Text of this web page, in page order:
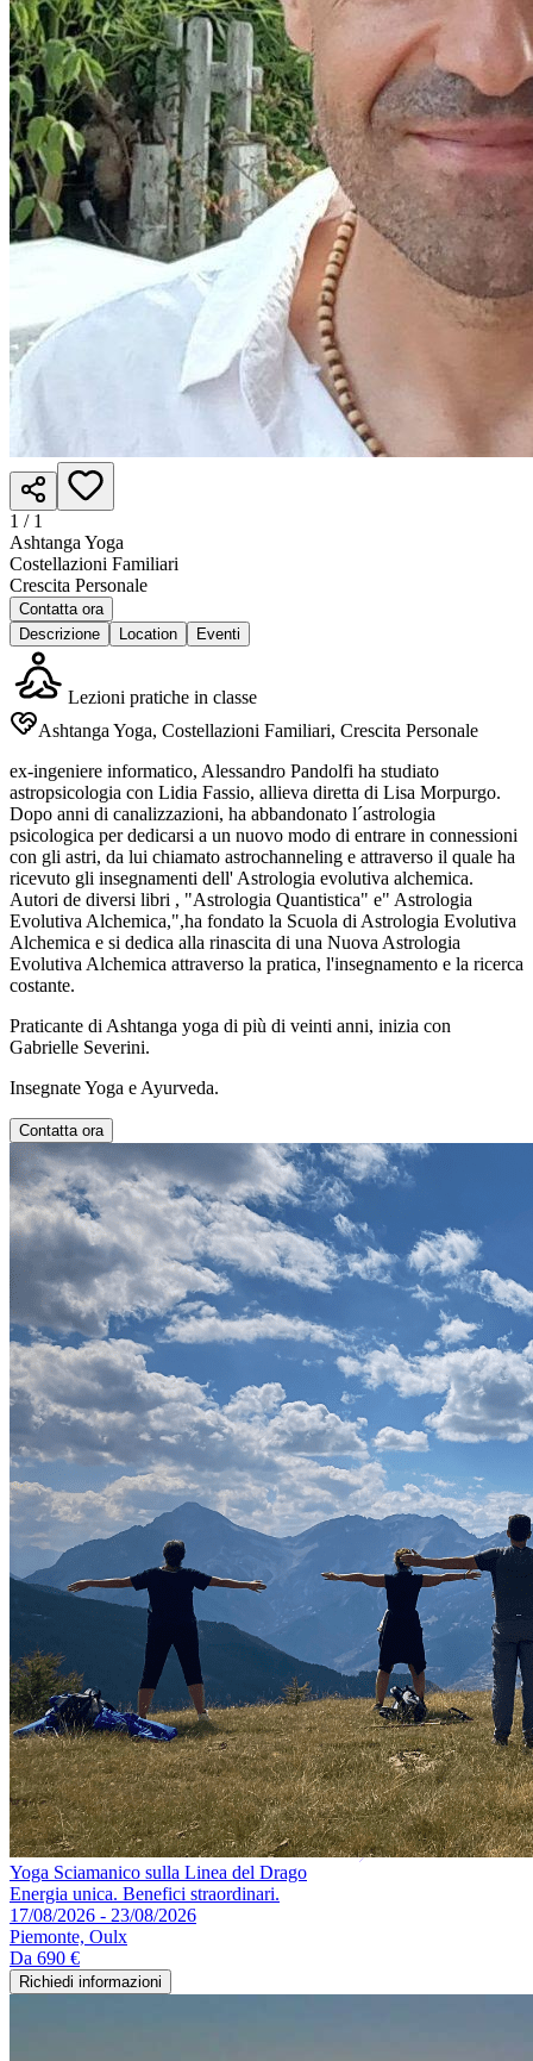
1 / 1
Ashtanga Yoga
Costellazioni Familiari
Crescita Personale
Contatta ora
Descrizione
Location Eventi
Lezioni pratiche in classe
Ashtanga Yoga, Costellazioni Familiari, Crescita Personale
ex-ingeniere informatico, Alessandro Pandolfi ha studiato
astropsicologia con Lidia Fassio, allieva diretta di Lisa Morpurgo.
Dopo anni di canalizzazioni, ha abbandonato l´astrologia
psicologica per dedicarsi a un nuovo modo di entrare in connessioni
con gli astri, da lui chiamato astrochanneling e attraverso il quale ha
ricevuto gli insegnamenti dell' Astrologia evolutiva alchemica.
Autori de diversi libri , "Astrologia Quantistica" e" Astrologia
Evolutiva Alchemica,",ha fondato la Scuola di Astrologia Evolutiva
Alchemica e si dedica alla rinascita di una Nuova Astrologia
Evolutiva Alchemica attraverso la pratica, l'insegnamento e la ricerca
costante.
Praticante di Ashtanga yoga di più di veinti anni, inizia con
Gabrielle Severini.
Insegnate Yoga e Ayurveda.
Contatta ora
Yoga Sciamanico sulla Linea del Drago
Energia unica. Benefici straordinari.
17/08/2026 - 23/08/2026
Piemonte, Oulx
Da 690 €
Richiedi informazioni